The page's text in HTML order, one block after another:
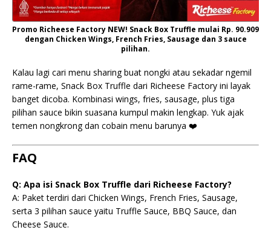
Promo Richeese Factory NEW! Snack Box Truffle mulai Rp. 90.909
dengan Chicken Wings, French Fries, Sausage dan 3 sauce
pilihan.
Kalau lagi cari menu sharing buat nongki atau sekadar ngemil
rame-rame, Snack Box Truffle dari Richeese Factory ini layak
banget dicoba. Kombinasi wings, fries, sausage, plus tiga
pilihan sauce bikin suasana kumpul makin lengkap. Yuk ajak
temen nongkrong dan cobain menu barunya ❤️
FAQ
Q: Apa isi Snack Box Truffle dari Richeese Factory?
A: Paket terdiri dari Chicken Wings, French Fries, Sausage,
serta 3 pilihan sauce yaitu Truffle Sauce, BBQ Sauce, dan
Cheese Sauce.